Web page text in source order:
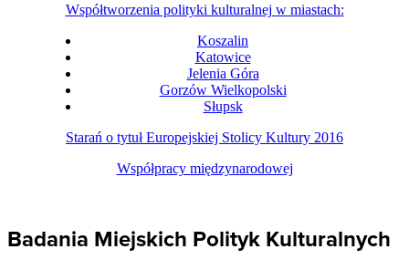
Współtworzenia polityki kulturalnej w miastach:
Koszalin
Katowice
Jelenia Góra
Gorzów Wielkopolski
Słupsk
Starań o tytuł Europejskiej Stolicy Kultury 2016
Współpracy międzynarodowej
Badania Miejskich Polityk Kulturalnych